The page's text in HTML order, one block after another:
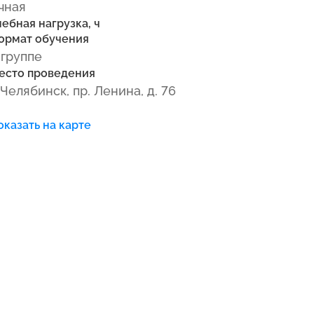
нагрузка, ч
обучения
проведения
Челябинск, пр. Ленина, д. 76
на карте